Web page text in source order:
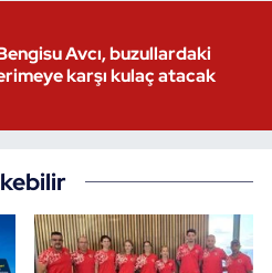
Avcı, buzullardaki
karşı kulaç atacak